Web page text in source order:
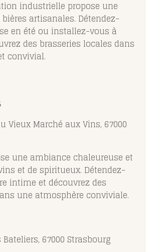
industrielle propose une
artisanales. Détendez-
en été ou installez-vous à
des brasseries locales dans
convivial.
Vieux Marché aux Vins, 67000
une ambiance chaleureuse et
et de spiritueux. Détendez-
intime et découvrez des
une atmosphère conviviale.
Bateliers, 67000 Strasbourg